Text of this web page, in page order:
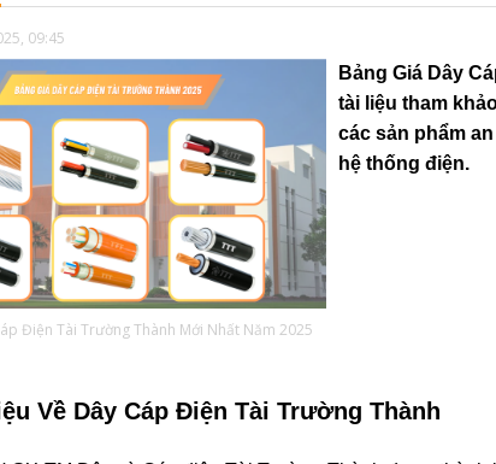
09:45
Điện Tài Trường Thành Mới Nhất Năm 2025
Bảng Giá Dây
tài liệu tham
các sản phẩm
hệ thống điện.
Về Dây Cáp Điện Tài Trường Thành